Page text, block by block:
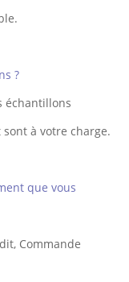
?
échantillons
à votre charge.
que vous
Commande